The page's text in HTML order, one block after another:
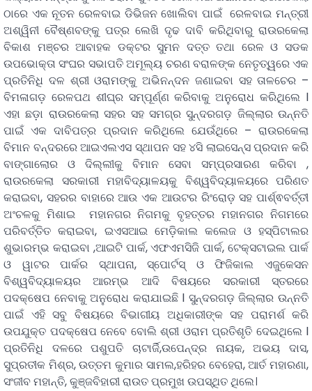
ଠାରେ ଏକ ନୂତନ ରେଳବାଇ ଡିଭିଜନ ଖୋଲିବା ପାଇଁ ରେଳବାଇ ମନ୍ତ୍ରୀ
ଅଶ୍ୱିନୀ ବୈଷ୍ଣବଙ୍କୁ ପତ୍ର ଲେଖି ଦୃଢ ଦାବି କରିଥିବାରୁ ରାଉରକେଲା
ବିକାଶ ମଞ୍ଚର ଆବାହକ ଡକ୍ଟର ସୁମନ ଦତ୍ତ ତଥା ରେଳ ଓ ସଡକ
ଉପଭୋକ୍ତା ସଂଘର ସଭାପତି ଅମୂଲ୍ୟ ଚରଣ ବରାଳଙ୍କ ନେତୃତ୍ୱରେ ଏକ
ପ୍ରତିନିଧି ଦଳ ଶ୍ରୀ ଓରାମଙ୍କୁ ଅଭିନନ୍ଦନ ଜଣାଇବା ସହ ତାଳଚେର –
ବିମଳାଗଡ଼ ରେଳପଥ ଶୀଘ୍ର ସମ୍ପୂର୍ଣ୍ଣ କରିବାକୁ ଅନୁରୋଧ କରିଥିଲେ l
ଏହା ଛଡ଼ା ରାଉରକେଲା ସହର ସହ ସମଗ୍ର ସୁନ୍ଦରଗଡ଼ ଜିଲ୍ଲାର ଉନ୍ନତି
ପାଇଁ ଏକ ଦାବିପତ୍ର ପ୍ରଦାନ କରିଥିଲେ ଯେଉଁଥିରେ – ରାଉରକେଲା
ବିମାନ ବନ୍ଦରରେ ଆଇଏଲଏସ ସ୍ଥାପନ ସହ ୪ସି ଲାଇସେନ୍ସ ପ୍ରଦାନ କରି
ବାଙ୍ଗାଲୋର ଓ ଦିଲ୍ଲୀକୁ ବିମାନ ସେବା ସମ୍ପ୍ରସାରଣ କରିବା ,
ରାଉରକେଲା ସରକାରୀ ମହାବିଦ୍ୟାଳୟକୁ ବିଶ୍ୱବିଦ୍ୟାଳୟରେ ପରିଣତ
କରାଇବା, ସହରର ବାହାରେ ଆଉ ଏକ ଆଉଟର ରିଂରୋଡ଼ ସହ ପାର୍ଶ୍ଵବର୍ତ୍ତୀ
ଅଂଚଳକୁ ମିଶାଇ ମହାନଗର ନିଗମକୁ ବୃହତ୍ତର ମହାନଗର ନିଗମରେ
ପରିବର୍ତ୍ତିତ କରାଇବା, ଇଏସଆଇ ମେଡ଼ିକାଲ କଲେଜ ଓ ହସ୍ପିଟାଲର
ଶୁଭାରମ୍ଭ କରାଇବା ,ଆଇଟି ପାର୍କ, ଏଫଏମସିଜି ପାର୍କ, ଟେକ୍ସଟାଇଲ ପାର୍କ
ଓ ୱାଟର ପାର୍କର ସ୍ଥାପନା, ସ୍ପୋର୍ଟସ୍ ଓ ଫିଜିକାଲ ଏଜୁକେସନ
ବିଶ୍ୱବିଦ୍ୟାଳୟର ଆରମ୍ଭ ଆଦି ବିଷୟରେ ସରକାରୀ ସ୍ତରରେ
ପଦକ୍ଷେପ ନେବାକୁ ଅନୁରୋଧ କରାଯାଇଛି l ସୁନ୍ଦରଗଡ଼ ଜିଲ୍ଲାର ଉନ୍ନତି
ପାଇଁ ଏହି ସବୁ ବିଷୟରେ ବିଭାଗୀୟ ଅଧିକାରୀଙ୍କ ସହ ପରାମର୍ଶ କରି
ଉପଯୁକ୍ତ ପଦକ୍ଷେପ ନେବେ ବୋଲି ଶ୍ରୀ ଓରାମ ପ୍ରତିଶୃତି ଦେଇଥିଲେ l
ପ୍ରତିନିଧି ଦଳରେ ପଶୁପତି ଚାଟାର୍ଜି,ଉପେନ୍ଦ୍ର ନାୟକ, ଅଭୟ ଦାସ,
ସୁପ୍ରତୀକ ମିଶ୍ର, ଉତ୍ତମ କୁମାର ସାମଲ,ହରିହର ବେହେରା, ଆର୍ତ ମହାରଣା,
ସଂଜୀବ ମହାନ୍ତି, କୁଞ୍ଜବିହାରୀ ରାଉତ ପ୍ରମୁଖ ଉପସ୍ଥିତ ଥିଲେ।